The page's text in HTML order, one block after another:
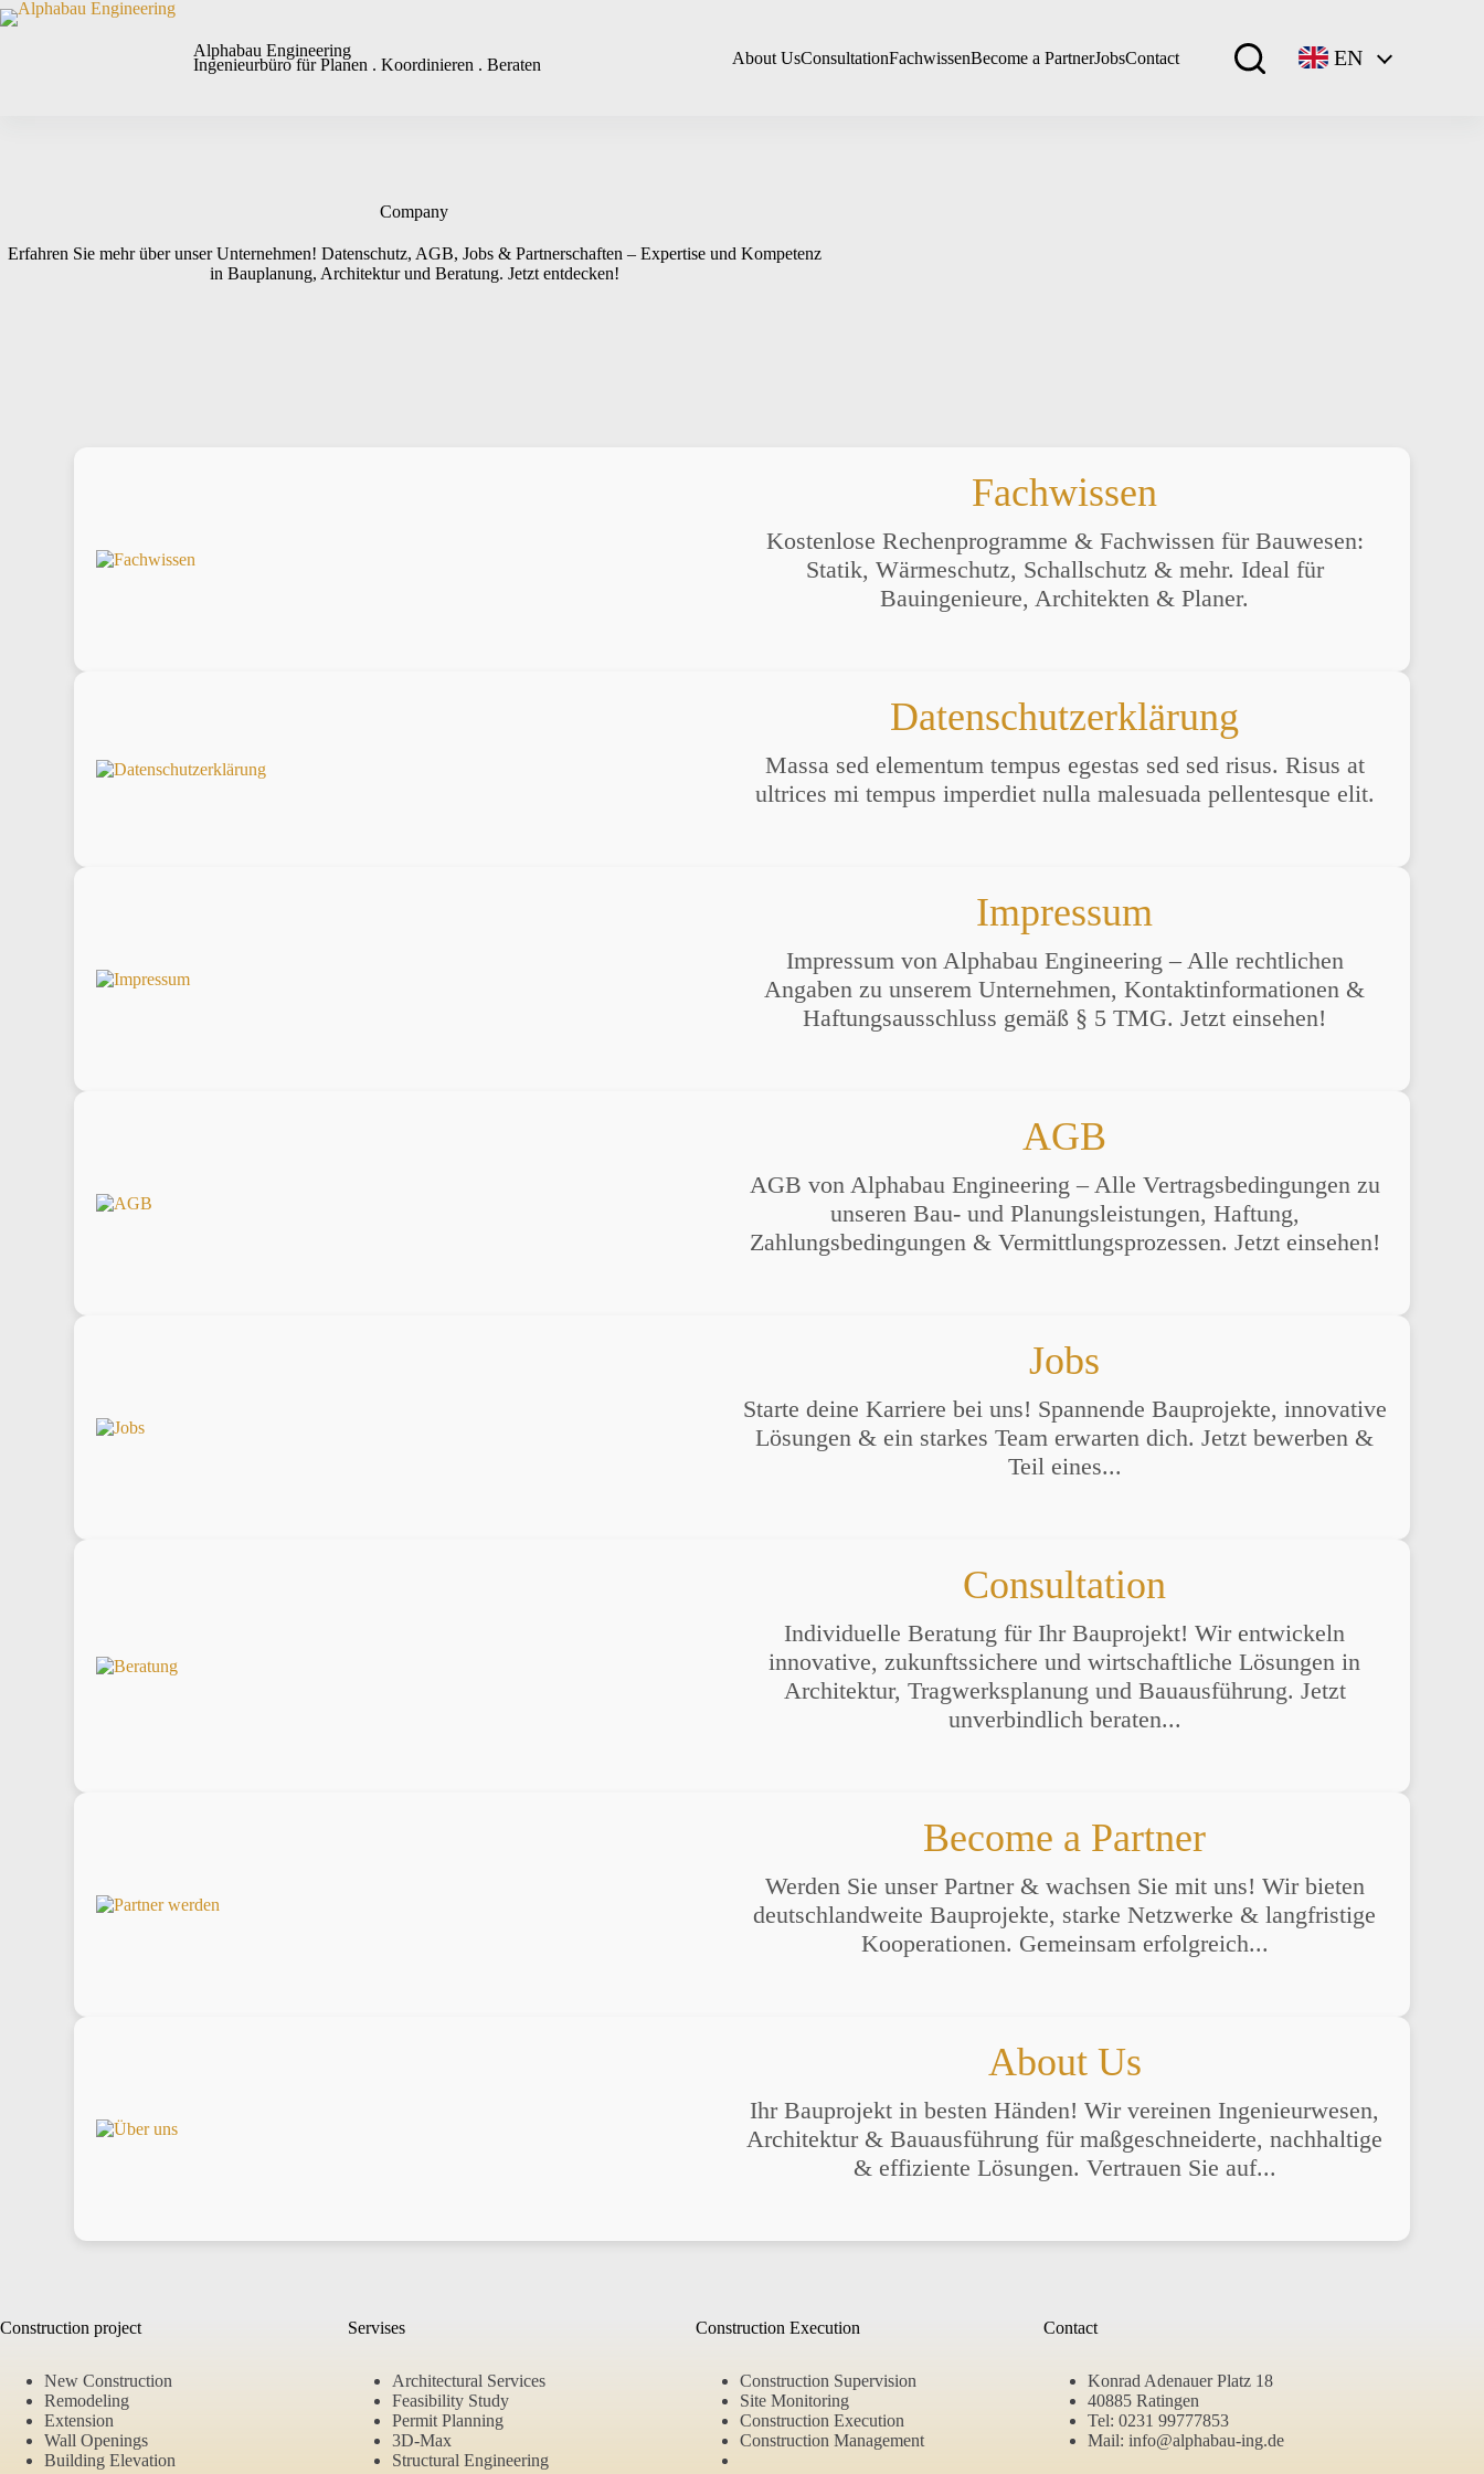
Alphabau Engineering
Ingenieurbüro für Planen . Koordinieren . Beraten About UsConsultationFachwissenBecome a PartnerJobsContact EN
Company
Erfahren Sie mehr über unser Unternehmen! Datenschutz, AGB, Jobs & Partnerschaften – Expertise und Kompetenz
in Bauplanung, Architektur und Beratung. Jetzt entdecken!
Fachwissen
Kostenlose Rechenprogramme & Fachwissen für Bauwesen:
Statik, Wärmeschutz, Schallschutz & mehr. Ideal für
Bauingenieure, Architekten & Planer.
Datenschutzerklärung
Massa sed elementum tempus egestas sed sed risus. Risus at
ultrices mi tempus imperdiet nulla malesuada pellentesque elit.
Impressum
Impressum von Alphabau Engineering – Alle rechtlichen
Angaben zu unserem Unternehmen, Kontaktinformationen &
Haftungsausschluss gemäß § 5 TMG. Jetzt einsehen!
AGB
AGB von Alphabau Engineering – Alle Vertragsbedingungen zu
unseren Bau- und Planungsleistungen, Haftung,
Zahlungsbedingungen & Vermittlungsprozessen. Jetzt einsehen!
Jobs
Starte deine Karriere bei uns! Spannende Bauprojekte, innovative
Lösungen & ein starkes Team erwarten dich. Jetzt bewerben &
Teil eines...
Consultation
Individuelle Beratung für Ihr Bauprojekt! Wir entwickeln
innovative, zukunftssichere und wirtschaftliche Lösungen in
Architektur, Tragwerksplanung und Bauausführung. Jetzt
unverbindlich beraten...
Become a Partner
Werden Sie unser Partner & wachsen Sie mit uns! Wir bieten
deutschlandweite Bauprojekte, starke Netzwerke & langfristige
Kooperationen. Gemeinsam erfolgreich...
About Us
Ihr Bauprojekt in besten Händen! Wir vereinen Ingenieurwesen,
Architektur & Bauausführung für maßgeschneiderte, nachhaltige
& effiziente Lösungen. Vertrauen Sie auf...
Construction project
New Construction
Remodeling
Extension
Wall Openings
Building Elevation
Servises
Architectural Services
Feasibility Study
Permit Planning
3D-Max
Structural Engineering
Construction Execution
Construction Supervision
Site Monitoring
Construction Execution
Construction Management
Contact
Konrad Adenauer Platz 18
40885 Ratingen
Tel: 0231 99777853
Mail: info@alphabau-ing.de